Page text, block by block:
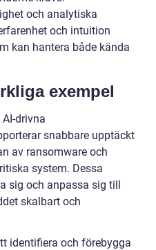
och analytiska
och intuition
kan hantera både kända
exempel
drivna
snabbare upptäckt
av ransomware och
system. Dessa
sig och anpassa sig till
skalbart och
identifiera och förebygga